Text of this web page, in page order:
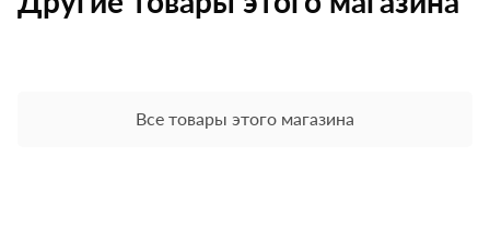
Все товары этого магазина